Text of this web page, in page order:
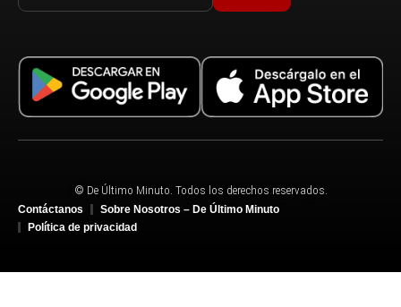
© De Último Minuto. Todos los derechos reservados.
Contáctanos
Sobre Nosotros – De Último Minuto
Política de privacidad